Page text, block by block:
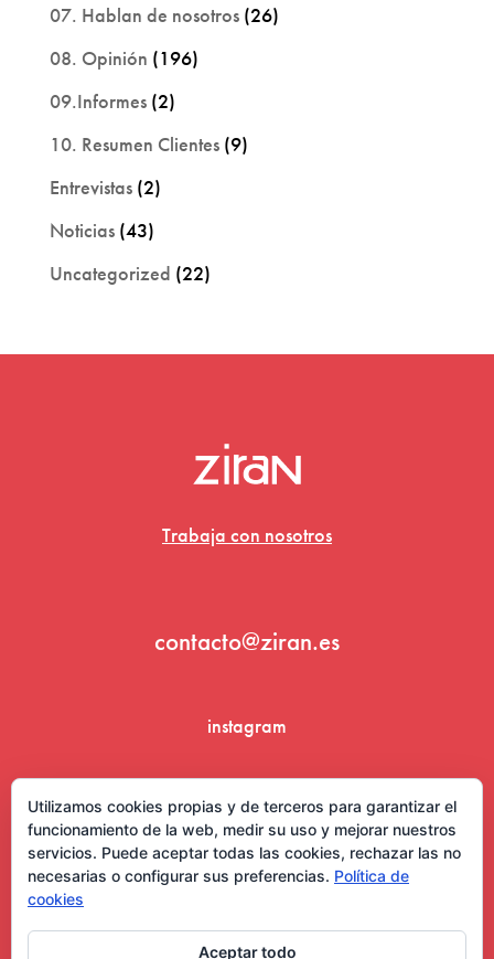
07. Hablan de nosotros(26)
08. Opinión (196)
09.Informes(2)
10. Resumen Clientes(9)
Entrevistas(2)
Noticias(43)
Uncategorized (22)
Trabaja con nosotros
contacto@ziran.es
instagram
Utilizamos cookies propias y de terceros para garantizar el
funcionamiento de la web, medir su uso y mejorar nuestros
servicios. Puede aceptar todas las cookies, rechazar las no
necesarias o configurar sus preferencias. Política de
cookies
Aceptar todo